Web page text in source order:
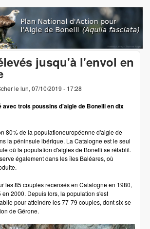
Aller au contenu principal
jusqu'à l'envol en
le lun, 07/10/2019 - 17:28
avec trois poussins d'aigle de Bonelli en dix
80% de la populationeuropéenne d'aigle de
la péninsule ibérique. La Catalogne est le seul
où la population d'aigles de Bonelli se rétablit.
également dans les îles Baléares, où
les 85 couples recensés en Catalogne en 1980,
en 2000. Depuis lors, la population s'est
pour atteindre les 77-79 couples, dont six se
de Gérone.